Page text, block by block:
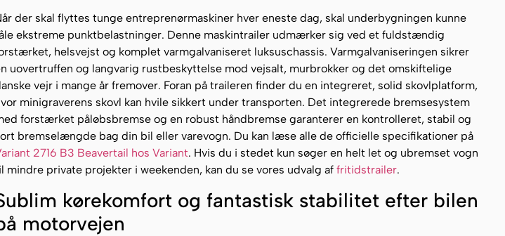
der skal flyttes tunge entreprenørmaskiner hver eneste dag, skal underbygningen kunne
ekstreme punktbelastninger. Denne maskintrailer udmærker sig ved et fuldstændig
helsvejst og komplet varmgalvaniseret luksuschassis. Varmgalvaniseringen sikrer
uovertruffen og langvarig rustbeskyttelse mod vejsalt, murbrokker og det omskiftelige
vejr i mange år fremover. Foran på traileren finder du en integreret, solid skovlplatform,
minigraverens skovl kan hvile sikkert under transporten. Det integrerede bremsesystem
forstærket påløbsbremse og en robust håndbremse garanterer en kontrolleret, stabil og
bremselængde bag din bil eller varevogn. Du kan læse alle de officielle specifikationer på
2716 B3 Beavertail hos Variant. Hvis du i stedet kun søger en helt let og ubremset vogn
mindre private projekter i weekenden, kan du se vores udvalg af fritidstrailer.
kørekomfort og fantastisk stabilitet efter bilen
motorvejen